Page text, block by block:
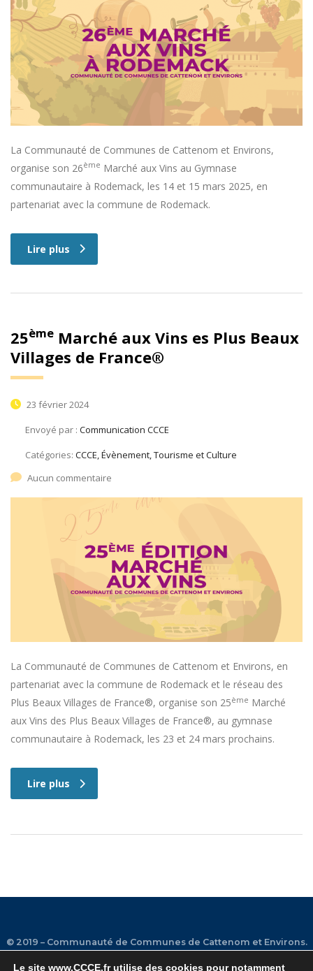
La Communauté de Communes de Cattenom et Environs,
organise son 26ème Marché aux Vins au Gymnase
communautaire à Rodemack, les 14 et 15 mars 2025, en
partenariat avec la commune de Rodemack.
Lire plus
25ème Marché aux Vins es Plus Beaux
Villages de France®
23 février 2024
Envoyé par : Communication CCCE
Catégories: CCCE, Évènement, Tourisme et Culture
Aucun commentaire
La Communauté de Communes de Cattenom et Environs, en
partenariat avec la commune de Rodemack et le réseau des
Plus Beaux Villages de France®, organise son 25ème Marché
aux Vins des Plus Beaux Villages de France®, au gymnase
communautaire à Rodemack, les 23 et 24 mars prochains.
Lire plus
© 2019 – Communauté de Communes de Cattenom et Environs.
Le site www.CCCE.frutilise des cookies pour notamment